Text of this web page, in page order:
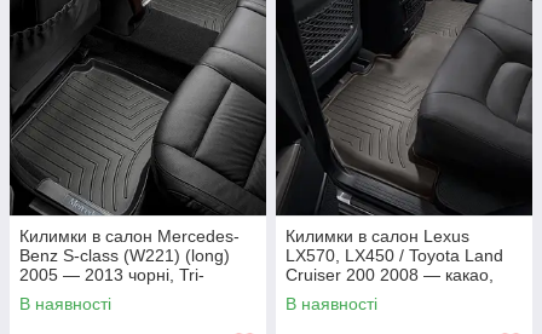
Килимки в салон Mercedes-
Benz S-class (W221) (long)
2005 — 2013 чорні, Tri-
Extruded (WeatherTech) —
другий ряд
В наявності
Килимки в салон Lexus
LX570, LX450 / Toyota Land
Cruiser 200 2008 — какао,
Tri-Extruded (WeatherTech) —
другий ряд
В наявності